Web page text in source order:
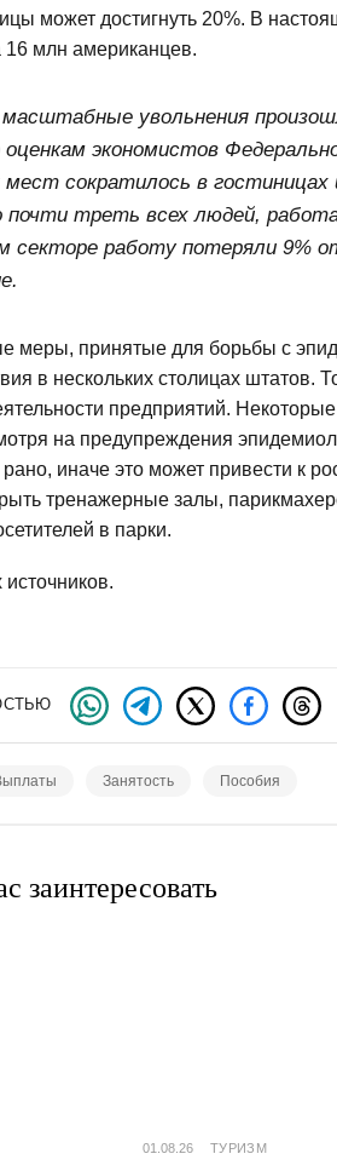
может достигнуть 20%. В
16 млн американцев.
увольнения
оценкам экономистов
мест сократилось в
треть всех людей,
секторе работу потеряли 9%
меры, принятые для борьбы с
в нескольких столицах штатов.
предприятий.
на предупреждения
рано, иначе это может привести к
тренажерные залы,
в парки.
Занятость Пособия
заинтересовать
01.08.26 ТУРИЗМ